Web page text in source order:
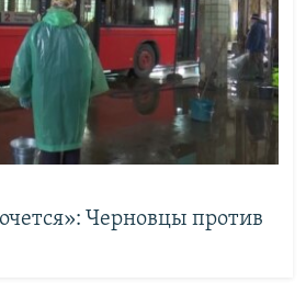
Черновцы против